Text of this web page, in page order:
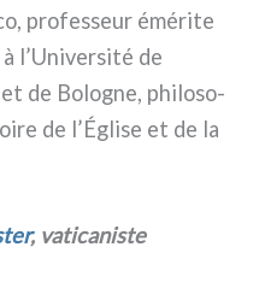
pro­fes­seur émé­ri­te
l’Université de
de Bologne, phi­lo­so­
de l’Église et de la
, vati­ca­ni­ste